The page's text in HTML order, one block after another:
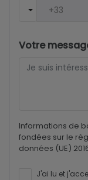
Votre
Informations de
fondées sur le
données (UE)
J'ai lu et